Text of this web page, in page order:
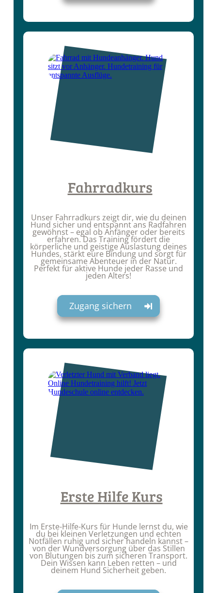
Fahrradkurs
Unser Fahrradkurs zeigt dir, wie du deinen
Hund sicher und entspannt ans Radfahren
gewöhnst – egal ob Anfänger oder bereits
erfahren. Das Training fördert die
körperliche und geistige Auslastung deines
Hundes, stärkt eure Bindung und sorgt für
gemeinsame Abenteuer in der Natur.
Perfekt für aktive Hunde jeder Rasse und
jeden Alters!
Zugang sichern
Erste Hilfe Kurs
Im Erste-Hilfe-Kurs für Hunde lernst du, wie
du bei kleinen Verletzungen und echten
Notfällen ruhig und sicher handeln kannst –
von der Wundversorgung über das Stillen
von Blutungen bis zum sicheren Transport.
Dein Wissen kann Leben retten – und
deinem Hund Sicherheit geben.